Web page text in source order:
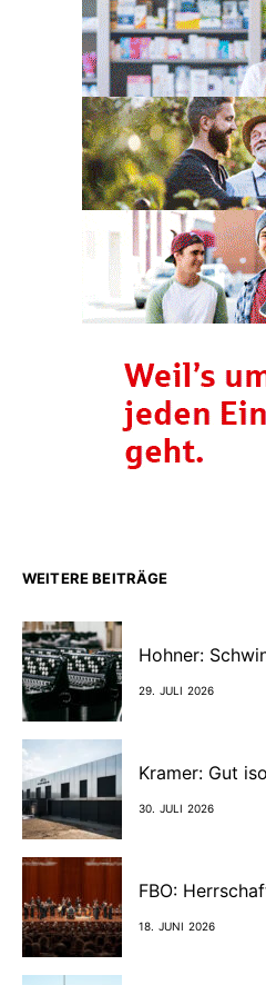
WEITERE BEITRÄGE
Hohner:
29. JULI 2026
Kramer: Gut
30. JULI 2026
FBO:
18. JUNI 2026